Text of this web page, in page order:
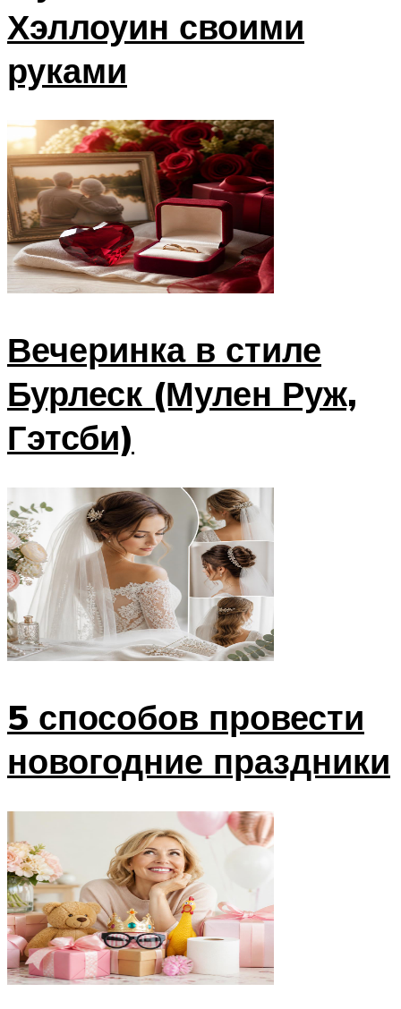
Хэллоуин своими
руками
Вечеринка в стиле
Бурлеск (Мулен Руж,
Гэтсби)
5 способов провести
новогодние праздники